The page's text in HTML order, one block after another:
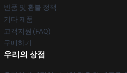
반품 및 환불 정책
기타 제품
고객지원 (FAQ)
구매하기
우리의 상점